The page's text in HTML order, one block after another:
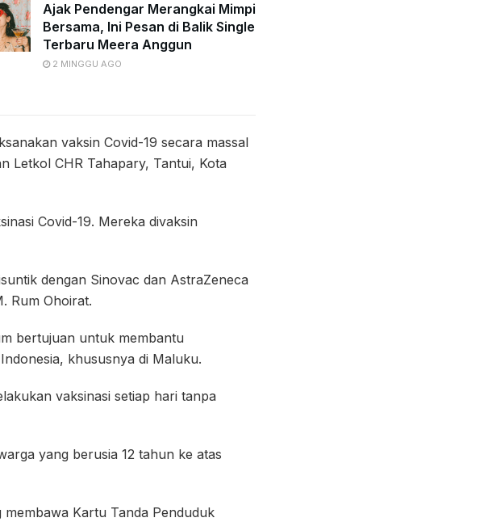
Ajak Pendengar Merangkai Mimpi
Bersama, Ini Pesan di Balik Single
Terbaru Meera Anggun
2 MINGGU AGO
vaksin Covid-19 secara massal
Letkol CHR Tahapary, Tantui, Kota
Covid-19. Mereka divaksin
dengan Sinovac dan AstraZeneca
Rum Ohoirat.
bertujuan untuk membantu
khususnya di Maluku.
vaksinasi setiap hari tanpa
yang berusia 12 tahun ke atas
Kartu Tanda Penduduk